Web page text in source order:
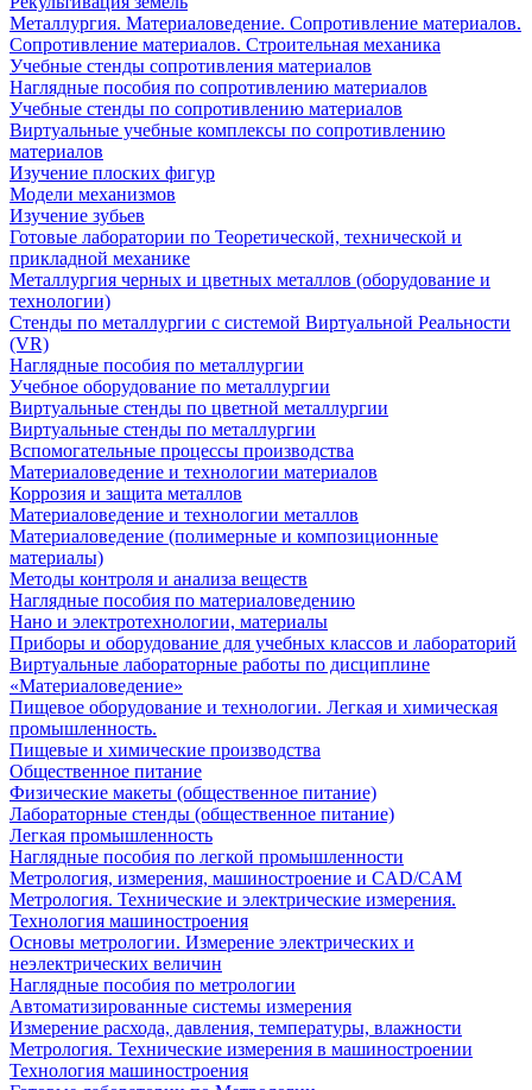
Металлургия. Материаловедение. Сопротивление материалов.
Сопротивление материалов. Строительная механика
Учебные стенды сопротивления материалов
Наглядные пособия по сопротивлению материалов
Учебные стенды по сопротивлению материалов
Виртуальные учебные комплексы по сопротивлению
материалов
Изучение плоских фигур
Модели механизмов
Изучение зубьев
Готовые лаборатории по Теоретической, технической и
прикладной механике
Металлургия черных и цветных металлов (оборудование и
технологии)
Cтенды по металлургии с системой Виртуальной Реальности
(VR)
Наглядные пособия по металлургии
Учебное оборудование по металлургии
Виртуальные стенды по цветной металлургии
Виртуальные стенды по металлургии
Вспомогательные процессы производства
Материаловедение и технологии материалов
Коррозия и защита металлов
Материаловедение и технологии металлов
Материаловедение (полимерные и композиционные
материалы)
Методы контроля и анализа веществ
Наглядные пособия по материаловедению
Нано и электротехнологии, материалы
Приборы и оборудование для учебных классов и лабораторий
Виртуальные лабораторные работы по дисциплине
«Материаловедение»
Пищевое оборудование и технологии. Легкая и химическая
промышленность.
Пищевые и химические производства
Общественное питание
Физические макеты (общественное питание)
Лабораторные стенды (общественное питание)
Легкая промышленность
Наглядные пособия по легкой промышленности
Метрология, измерения, машиностроение и CAD/CAM
Метрология. Технические и электрические измерения.
Технология машиностроения
Основы метрологии. Измерение электрических и
неэлектрических величин
Наглядные пособия по метрологии
Автоматизированные системы измерения
Измерение расхода, давления, температуры, влажности
Метрология. Технические измерения в машиностроении
Технология машиностроения